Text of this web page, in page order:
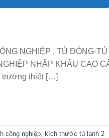
NGHIỆP , TỦ ĐÔNG-TỦ
NHẬP KHẨU CAO
trường thiết […]
công nghiệp
kích thước tủ lạnh 2